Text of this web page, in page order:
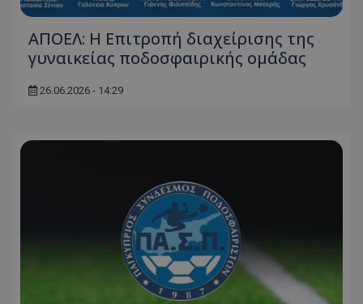
ΑΠΟΕΛ: Η Επιτροπή διαχείρισης της
γυναικείας ποδοσφαιρικής ομάδας
26.06.2026 - 14:29